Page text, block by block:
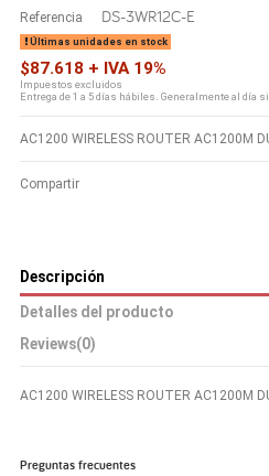
Referencia DS-3WR12C-E
Últimas unidades en stock
$87.618 + IVA 19%
Impuestos excluidos
Entrega de 1 a 5 días hábiles. Generalmente al día
AC1200 WIRELESS ROUTER AC1200M
Compartir
Descripción
Detalles del producto
Reviews(0)
AC1200 WIRELESS ROUTER AC1200M
Preguntas frecuentes